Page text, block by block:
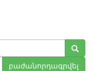
բաժանորդագրվել